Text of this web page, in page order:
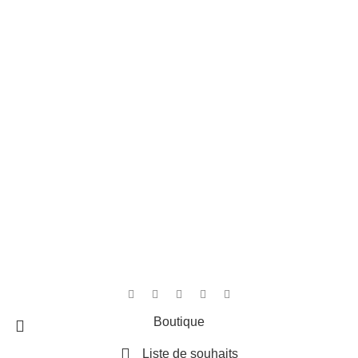
Boutique
Liste de souhaits